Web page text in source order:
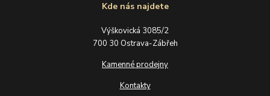
Kde nás najdete
Výškovická 3085/2
700 30 Ostrava-Zábřeh
Kamenné prodejny
Kontakty